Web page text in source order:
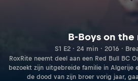
B-Boys on the
S1 E2 · 24 min · 2016 ·
RoxRite neemt deel aan een Red Bull BC
bezoekt zijn uitgebreide familie in Algerije
de dood van zijn broer vorig jaar,